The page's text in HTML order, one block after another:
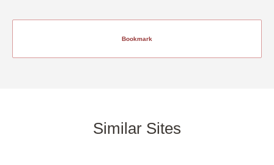
Bookmark
Similar Sites